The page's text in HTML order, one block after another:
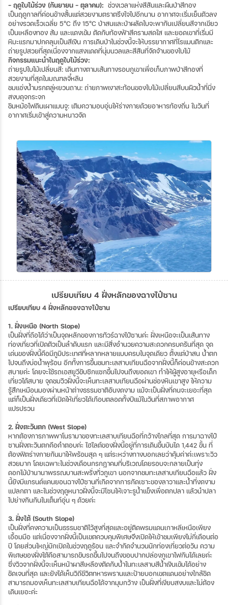
- ฤดูใบไม้ร่วง (กันยายน – ตุลาคม): ช่วงเวลาแห่งสีสันและผืนป่าสีทอง
เป็นฤดูกาลที่ค่อนข้างสั้นแต่สวยงามตราตรึงใจไปอีกนาน อากาศจะเริ่มเย็นตัวลง
อย่างรวดเร็วเฉลี่ย 5°C ถึง 15°C ป่าสนและป่าผลัดใบจะพากันเปลี่ยนสีจากเขียว
เป็นเหลืองทอง ส้ม และแดงเข้ม ตัดกับท้องฟ้าสีครามสดใส และยอดเขาที่เริ่มมี
หิมะแรกมาปกคลุมเป็นสีเงิน การเดินป่าในช่วงนี้จะให้บรรยากาศที่โรแมนติกและ
ถ่ายรูปสวยที่สุดเนื่องจากแสงแดดที่นุ่มนวลและสีสันที่จัดจ้านของใบไม้
กิจกรรมแนะนำในฤดูใบไม้ร่วง:
ถ่ายรูปใบไม้เปลี่ยนสี: เดินทางตามเส้นทางรอบภูเขาเพื่อเก็บภาพป่าสีทองที่
สวยงามที่สุดในมณฑลจี๋หลิน
ชมแอ่งน้ำมรกตลู่หยวนถาน: ถ่ายภาพเงาสะท้อนของใบไม้เปลี่ยนสีบนผิวน้ำที่นิ่ง
สงบดุจกระจก
ชิมหม้อไฟดินเผาแมนจู: เติมความอบอุ่นให้ร่างกายด้วยอาหารท้องถิ่น ในวันที่
อากาศเริ่มเข้าสู่ความหนาวจัด
เปรียบเทียบ 4 ฝั่งหลักของฉางไป๋ซาน
เปรียบเทียบ 4 ฝั่งหลักของฉางไป๋ซาน
1. ฝั่งเหนือ (North Slope)
เป็นฝั่งที่ถือได้ว่าเป็นจุดหลักของการทัวร์ฉางไป๋ซานค่ะ ฝั่งเหนือจะเป็นเส้นทาง
ท่องเที่ยวที่เปิดตัวเป็นลำดับแรก และมีสิ่งอำนวยความสะดวกครบครันที่สุด จุด
เด่นของฝั่งนี้คือมีภูมิประเทศที่หลากหลายแบบครบในจุดเดียว ตั้งแต่ป่าสน น้ำตก
ไปจนถึงบ่อน้ำพุร้อน อีกทั้งการขึ้นชมทะเลสาบเทียนฉือจากฝั่งนี้ก็ค่อนข้างสะดวก
สบายค่ะ โดยจะใช้รถเอสยูวีขับซิกแซกขึ้นไปจนถึงยอดเขา ทำให้ผู้สูงอายุหรือเด็ก
เที่ยวได้สบาย จุดชมวิวฝั่งนี้จะเห็นทะเลสาบเทียนฉือผ่านช่องหินเขาสูง ให้ความ
รู้สึกเหมือนมองผ่านหน้าต่างธรรมชาติอันงดงาม แม้จะเป็นฝั่งที่คนจะเยอะที่สุด
แต่ก็เป็นฝั่งเดียวที่เปิดให้เที่ยวได้เกือบตลอดทั้งปีแม้ในวันที่สภาพอากาศ
แปรปรวน
2. ฝั่งตะวันตก (West Slope)
หากต้องการภาพพาโนรามาของทะเลสาบเทียนฉือที่กว้างไกลที่สุด การมาฉางไป๋
ซานฝั่งตะวันตกคือคำตอบค่ะ ไฮไลต์ของฝั่งนี้อยู่ที่การเดินขึ้นบันได 1,442 ขั้น ที่
ต้องฟิตร่างกายกันมาให้พร้อมสุด ๆ แต่ระหว่างทางบอกเลยว่าคุ้มค่าค่ะเพราะวิว
สวยมาก โดยเฉพาะในช่วงเดือนกรกฎาคมที่บริเวณโดยรอบจะกลายเป็นทุ่ง
ดอกไม้ป่านานาพรรณบานสะพรั่งทั่วภูเขา นอกจากชมทะเลสาบเทียนฉือแล้ว ฝั่ง
นี้ยังมีแกรนด์แคนยอนฉางไป๋ซานที่เกิดจากการกัดเซาะของลาวาและน้ำที่งดงาม
แปลกตา และในช่วงฤดูหนาวฝั่งนี้จะมีโซนให้เจาะรูน้ำแข็งเพื่อตกปลา แล้วนำปลา
ไปย่างกินกันในเต็นท์อุ่น ๆ ด้วยค่ะ
3. ฝั่งใต้ (South Slope)
เป็นฝั่งที่คงความเป็นธรรมชาติไว้สูงที่สุดและอยู่ติดพรมแดนเกาหลีเหนือเพียง
เอื้อมมือ แต่เนื่องจากฝั่งนี้เป็นเขตควบคุมพิเศษจึงเปิดให้เข้าชมเพียงไม่กี่เดือนต่อ
ปี โดยส่วนใหญ่มักเปิดในช่วงฤดูร้อน และจำกัดจำนวนนักท่องเที่ยวต่อวัน ความ
พิเศษของฝั่งใต้คือสามารถขับรถขึ้นไปจนถึงขอบปากปล่องภูเขาไฟกันได้เลยค่ะ
ซึ่งวิวจากฝั่งนี้จะเห็นหน้าผาสีเหลืองตัดกับน้ำในทะเลสาบสีน้ำเงินเข้มได้อย่าง
ชัดเจนที่สุด และยังได้เห็นวิถีชีวิตทหารพรานและป้ายบอกเขตแดนอย่างใกล้ชิด
สามารถมองเห็นทะเลสาบเทียนฉือได้จากมุมกว้าง เป็นฝั่งที่เงียบสงบและไม่ต้อง
เดินเยอะค่ะ